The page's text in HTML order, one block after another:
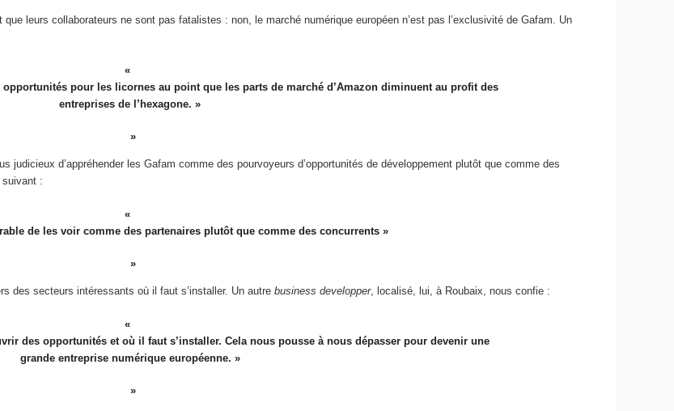
leurs collaborateurs ne sont pas fatalistes : non, le marché numérique européen n’est pas l’exclusivité de Gafam. Un
pour les licornes au point que les parts de marché d’Amazon diminuent au profit des
entreprises de l’hexagone. »
d’appréhender les Gafam comme des pourvoyeurs d’opportunités de développement plutôt que comme des
suivant :
de les voir comme des partenaires plutôt que comme des concurrents »
des secteurs intéressants où il faut s’installer. Un autrebusiness developper, localisé, lui, à Roubaix, nous confie :
des opportunités et où il faut s’installer. Cela nous pousse à nous dépasser pour devenir une
grande entreprise numérique européenne. »